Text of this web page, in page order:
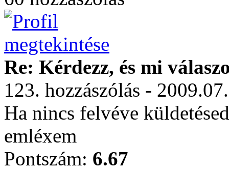
Re: Kérdezz, és mi
123. hozzászólás -
Ha nincs felvéve
emléxem
Pontszám: 6.67